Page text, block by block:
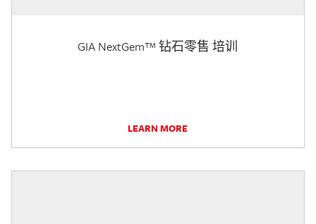
GIA NextGem™ 钻石零售 培训
LEARN MORE